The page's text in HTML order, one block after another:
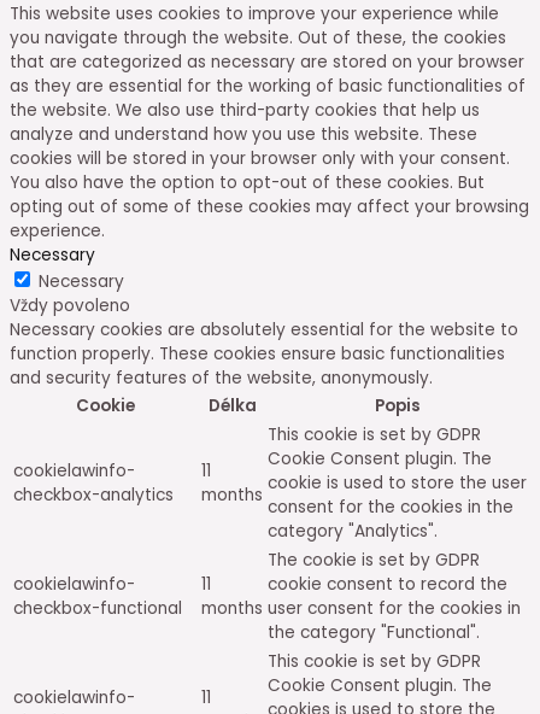
This website uses cookies to improve your experience while
you navigate through the website. Out of these, the cookies
that are categorized as necessary are stored on your browser
as they are essential for the working of basic functionalities of
the website. We also use third-party cookies that help us
analyze and understand how you use this website. These
cookies will be stored in your browser only with your consent.
You also have the option to opt-out of these cookies. But
opting out of some of these cookies may affect your browsing
experience.
Necessary
Necessary
Vždy povoleno
Necessary cookies are absolutely essential for the website to
function properly. These cookies ensure basic functionalities
and security features of the website, anonymously.
Cookie
Délka Popis
cookielawinfo-
checkbox-analytics
11
months
This cookie is set by GDPR
Cookie Consent plugin. The
cookie is used to store the user
consent for the cookies in the
category "Analytics".
cookielawinfo-
checkbox-functional
11
months
The cookie is set by GDPR
cookie consent to record the
user consent for the cookies in
the category "Functional".
cookielawinfo-
11
This cookie is set by GDPR
Cookie Consent plugin. The
cookies is used to store the